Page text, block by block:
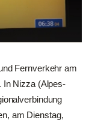
Fernverkehr am
In Nizza (Alpes-
am Dienstag,